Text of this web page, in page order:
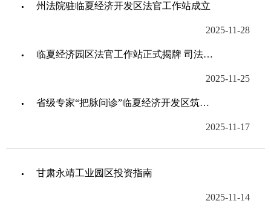
州法院驻临夏经济开发区法官工作站成立
2025-11-28
临夏经济园区法官工作站正式揭牌 司法护航营商环境再添新平台
2025-11-25
省级专家“把脉问诊”临夏经济开发区筑牢企业安全生产防线
2025-11-17
甘肃永靖工业园区投资指南
2025-11-14